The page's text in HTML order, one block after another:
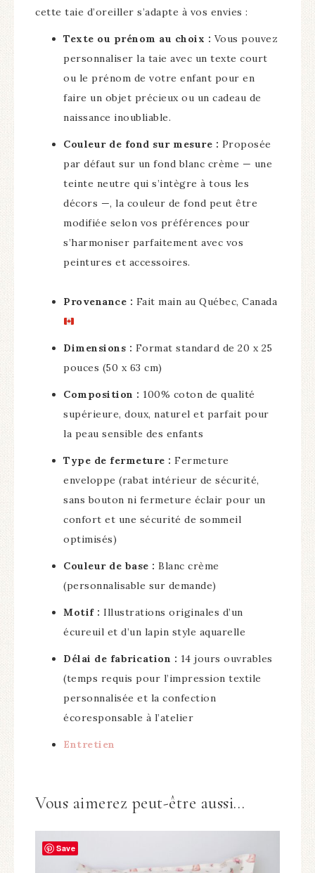
cette taie d’oreiller s’adapte à vos envies :
Texte ou prénom au choix : Vous pouvez
personnaliser la taie avec un texte court
ou le prénom de votre enfant pour en
faire un objet précieux ou un cadeau de
naissance inoubliable.
Couleur de fond sur mesure : Proposée
par défaut sur un fond blanc crème — une
teinte neutre qui s’intègre à tous les
décors —, la couleur de fond peut être
modifiée selon vos préférences pour
s’harmoniser parfaitement avec vos
peintures et accessoires.
Provenance : Fait main au Québec, Canada
Dimensions : Format standard de 20 x 25
pouces (50 x 63 cm)
Composition : 100% coton de qualité
supérieure, doux, naturel et parfait pour
la peau sensible des enfants
Type de fermeture : Fermeture
enveloppe (rabat intérieur de sécurité,
sans bouton ni fermeture éclair pour un
confort et une sécurité de sommeil
optimisés)
Couleur de base : Blanc crème
(personnalisable sur demande)
Motif : Illustrations originales d’un
écureuil et d’un lapin style aquarelle
Délai de fabrication : 14 jours ouvrables
(temps requis pour l’impression textile
personnalisée et la confection
écoresponsable à l’atelier
Entretien
Vous aimerez peut-être aussi…
Save